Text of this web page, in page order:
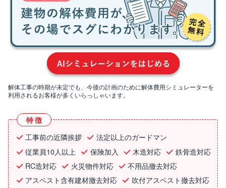
解体工事の時期が未定でも、今後の計画のために解体費用シミュレーターを
利用されるお客様が多くいらっしゃいます。
特徴
工事前の近隣挨拶
法定以上のガードマン
従業員10人以上
保険加入 木造対応
鉄骨造対応
RC造対応
火災物件対応
不用品撤去対応
アスベスト含有建材撤去対応
吹付アスベスト撤去対応